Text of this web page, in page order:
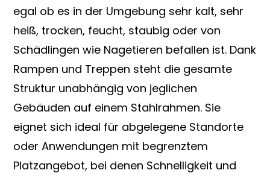
egal ob es in der Umgebung sehr kalt, sehr
heiß, trocken, feucht, staubig oder von
Schädlingen wie Nagetieren befallen ist. Dank
Rampen und Treppen steht die gesamte
Struktur unabhängig von jeglichen
Gebäuden auf einem Stahlrahmen. Sie
eignet sich ideal für abgelegene Standorte
oder Anwendungen mit begrenztem
Platzangebot, bei denen Schnelligkeit und